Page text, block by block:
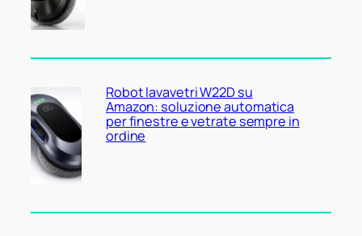
Robot lavavetri W22D su
Amazon: soluzione automatica
per finestre e vetrate sempre in
ordine